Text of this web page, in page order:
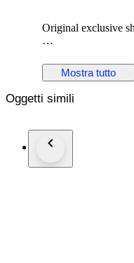
Original exclusive
Do you have
Not satisfied with a
Mostra tutto
Oggetti simili